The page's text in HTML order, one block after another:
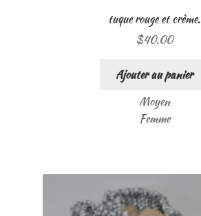
tuque rouge et crème.
$40.00
Ajouter au panier
Moyen
Femme